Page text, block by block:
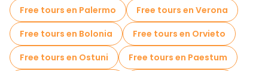
Tours gastronómicos en Taormina
Free tours cerca Porta Messina
Free tours cerca Bar Vitelli
Free tours en Palermo
Free tours en Verona
Free tours en Bolonia
Free tours en Orvieto
Free tours en Ostuni
Free tours en Paestum